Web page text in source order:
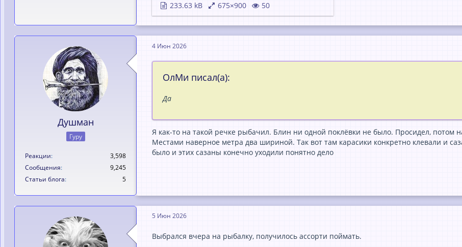
233.63 kB 675×900 50
Душман
Гуру
Реакции
3,598
Сообщения
9,245
Статьи блога
5
4 Июн 2026
ОлМи писал(а):
Да
Я как-то на такой речке рыбачил. Блин ни одной поклёвки не было. Просидел,
Местами наверное метра два шириной. Так вот там карасики конкретно клевали и
было и этих сазаны конечно уходили понятно дело
5 Июн 2026
Выбрался вчера на рыбалку, получилось ассорти поймать.